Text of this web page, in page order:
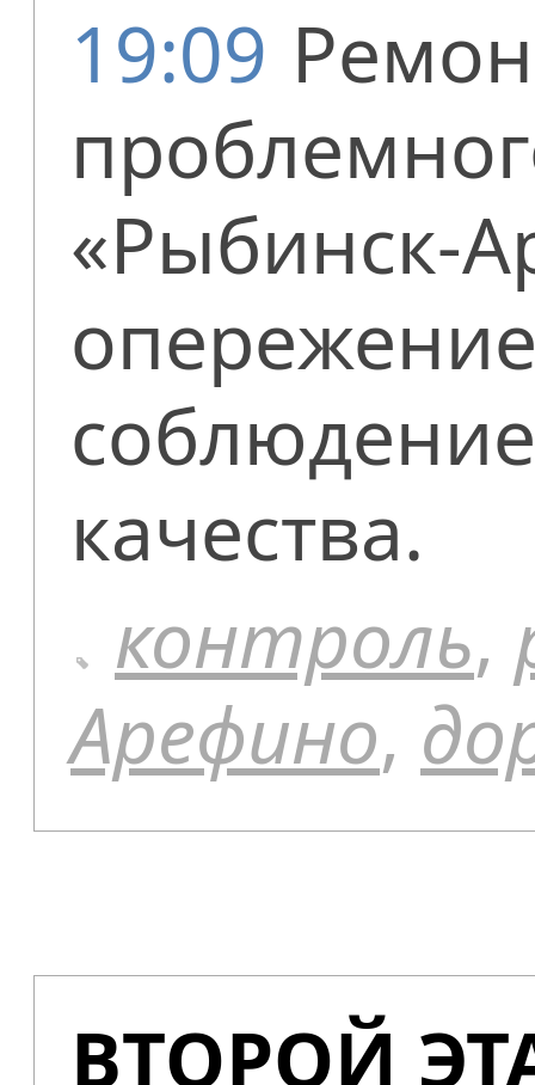
19:09
«Рыбинск-
качества.
контроль,
Арефино,
ВТОРОЙ